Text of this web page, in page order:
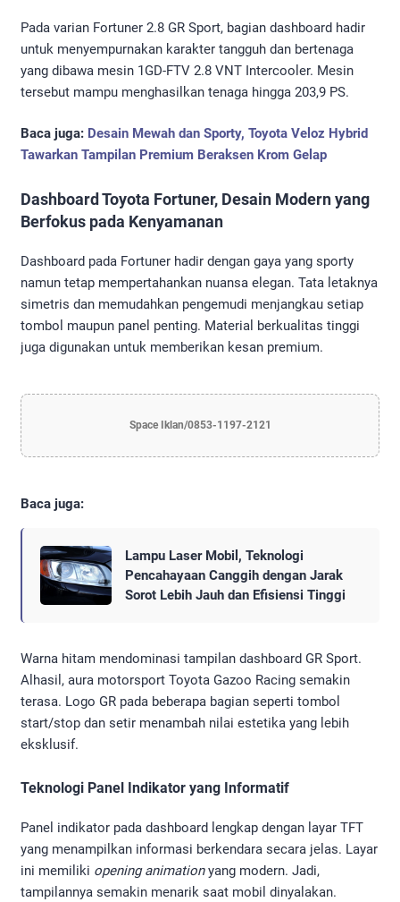
Pada varian Fortuner 2.8 GR Sport, bagian dashboard hadir
untuk menyempurnakan karakter tangguh dan bertenaga
yang dibawa mesin 1GD-FTV 2.8 VNT Intercooler. Mesin
tersebut mampu menghasilkan tenaga hingga 203,9 PS.
Baca juga: Desain Mewah dan Sporty, Toyota Veloz Hybrid
Tawarkan Tampilan Premium Beraksen Krom Gelap
Dashboard Toyota Fortuner, Desain Modern yang
Berfokus pada Kenyamanan
Dashboard pada Fortuner hadir dengan gaya yang sporty
namun tetap mempertahankan nuansa elegan. Tata letaknya
simetris dan memudahkan pengemudi menjangkau setiap
tombol maupun panel penting. Material berkualitas tinggi
juga digunakan untuk memberikan kesan premium.
Space Iklan/0853-1197-2121
Baca juga:
Lampu Laser Mobil, Teknologi
Pencahayaan Canggih dengan Jarak
Sorot Lebih Jauh dan Efisiensi Tinggi
Warna hitam mendominasi tampilan dashboard GR Sport.
Alhasil, aura motorsport Toyota Gazoo Racing semakin
terasa. Logo GR pada beberapa bagian seperti tombol
start/stop dan setir menambah nilai estetika yang lebih
eksklusif.
Teknologi Panel Indikator yang Informatif
Panel indikator pada dashboard lengkap dengan layar TFT
yang menampilkan informasi berkendara secara jelas. Layar
ini memiliki opening animationyang modern. Jadi,
tampilannya semakin menarik saat mobil dinyalakan.